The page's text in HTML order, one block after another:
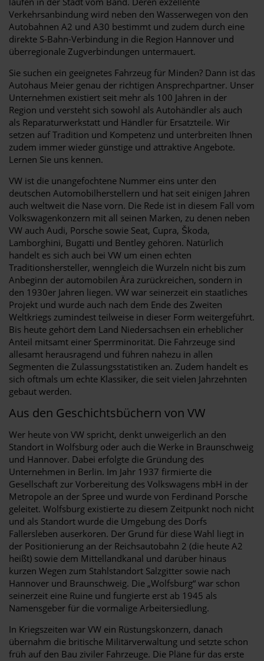
Verkehrsanbindung wird neben den Wasserwegen von den
Autobahnen A2 und A30 bestimmt und zudem durch eine
direkte S-Bahn-Verbindung in die Region Hannover und
überregionale Zugverbindungen untermauert.
Sie suchen ein geeignetes Fahrzeug für Minden? Dann ist das
Autohaus Meier genau der richtigen Ansprechpartner. Unser
Unternehmen existiert seit mehr als 100 Jahren in der
Region und versteht sich sowohl als Autohändler als auch
als Reparaturwerkstatt und Händler für Ersatzteile. Wir
setzen auf Tradition und Kompetenz und unterbreiten Ihnen
zudem immer wieder günstige und attraktive Angebote.
Lernen Sie uns kennen.
VW ist die unangefochtene Nummer eins unter den
deutschen Automobilherstellern und hat seit einigen Jahren
auch weltweit die Nase vorn. Die Rede ist in diesem Fall vom
Volkswagenkonzern mit all seinen Marken, zu denen neben
VW auch Audi, Porsche sowie Seat, Cupra, Škoda,
Lamborghini, Bugatti und Bentley gehören. Natürlich
handelt es sich auch bei VW um einen echten
Traditionshersteller, wenngleich die Wurzeln nicht bis zum
Anbeginn der automobilen Ära zurückreichen, sondern in
den 1930er Jahren liegen. VW war seinerzeit ein staatliches
Projekt und wurde auch nach dem Ende des Zweiten
Weltkriegs zumindest teilweise in dieser Form weitergeführt.
Bis heute gehört dem Land Niedersachsen ein erheblicher
Anteil mitsamt einer Sperrminorität. Die Fahrzeuge sind
allesamt herausragend und führen nahezu in allen
Segmenten die Zulassungsstatistiken an. Zudem handelt es
sich oftmals um echte Klassiker, die seit vielen Jahrzehnten
gebaut werden.
Aus den Geschichtsbüchern von VW
Wer heute von VW spricht, denkt unweigerlich an den
Standort in Wolfsburg oder auch die Werke in Braunschweig
und Hannover. Dabei erfolgte die Gründung des
Unternehmen in Berlin. Im Jahr 1937 firmierte die
Gesellschaft zur Vorbereitung des Volkswagens mbH in der
Metropole an der Spree und wurde von Ferdinand Porsche
geleitet. Wolfsburg existierte zu diesem Zeitpunkt noch nicht
und als Standort wurde die Umgebung des Dorfs
Fallersleben auserkoren. Der Grund für diese Wahl liegt in
der Positionierung an der Reichsautobahn 2 (die heute A2
heißt) sowie dem Mittellandkanal und darüber hinaus
kurzen Wegen zum Stahlstandort Salzgitter sowie nach
Hannover und Braunschweig. Die „Wolfsburg“ war schon
seinerzeit eine Ruine und fungierte erst ab 1945 als
Namensgeber für die vormalige Arbeitersiedlung.
In Kriegszeiten war VW ein Rüstungskonzern, danach
übernahm die britische Militärverwaltung und setzte schon
früh auf den Bau ziviler Fahrzeuge. Die Pläne für das erste